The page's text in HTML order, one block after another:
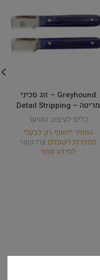
Greyhound – זוג סכיני
מריטה – Detail Stripping
כלים לעיצוב השיער
המחיר ייחשף רק לבעלי
מספרות רשומים צרו קשר
למידע נוסף